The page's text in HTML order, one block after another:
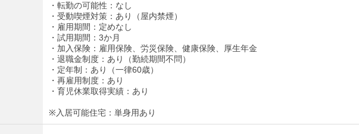
・転勤の可能性：なし
・受動喫煙対策：あり（屋内禁煙）
・雇用期間：定めなし
・試用期間：3か月
・加入保険：雇用保険、労災保険、健康保険、厚生年金
・退職金制度：あり（勤続期間不問）
・定年制：あり（一律60歳）
・再雇用制度：あり
・育児休業取得実績：あり
※入居可能住宅：単身用あり